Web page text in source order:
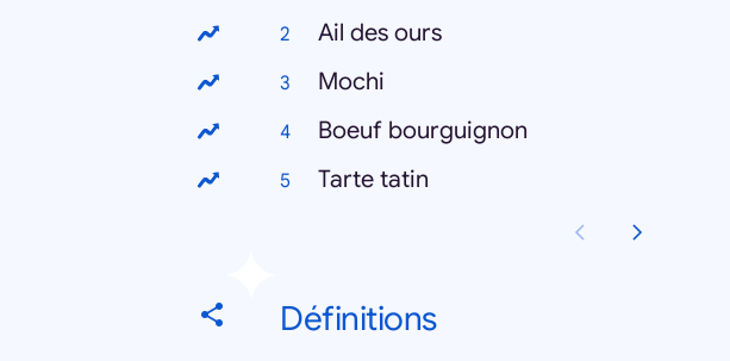
Ail des ours
Mochi
Boeuf bourguignon
Tarte tatin
Définitions